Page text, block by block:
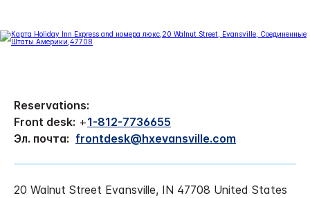
Reservations:
Front desk: +1-812-7736655
Эл. почта: frontdesk@hxevansville.com
20 Walnut Street Evansville, IN 47708 United States